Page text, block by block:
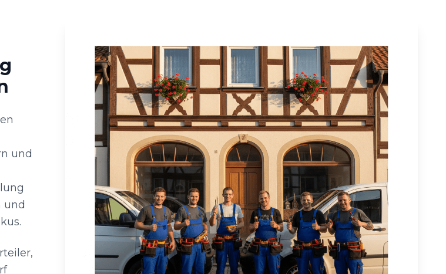
und
und